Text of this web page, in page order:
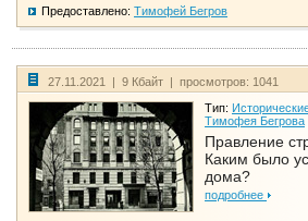
Предоставлено: Тимофей Бегров
27.11.2021 | 9 Кбайт | просмотров: 1041
Тип:
Тимофея Бегрова
Правление
Каким было
дома?
подробнее